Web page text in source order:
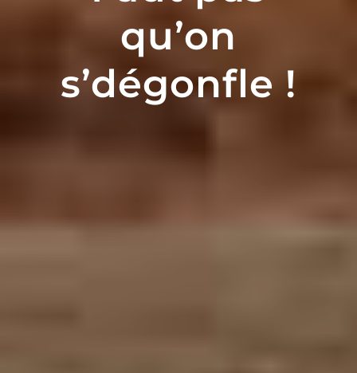
qu’on
s’dégonfle !